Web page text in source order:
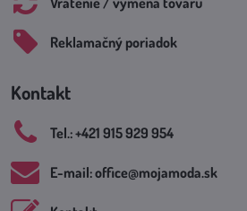
Reklamačný poriadok
Kontakt
Tel​.: +421 915 929 954
E-mail: office​@mojamoda​.sk